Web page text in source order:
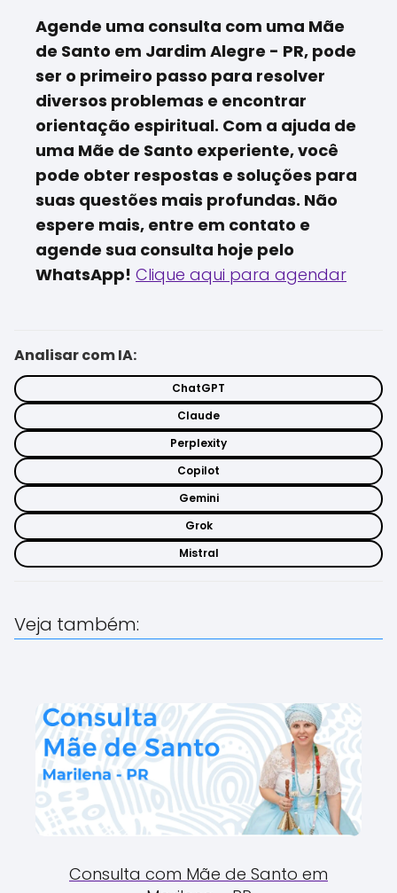
Agende uma consulta com uma Mãe
de Santo em Jardim Alegre - PR, pode
ser o primeiro passo para resolver
diversos problemas e encontrar
orientação espiritual. Com a ajuda de
uma Mãe de Santo experiente, você
pode obter respostas e soluções para
suas questões mais profundas. Não
espere mais, entre em contato e
agende sua consulta hoje pelo
WhatsApp! Clique aqui para agendar
Analisar com IA:
ChatGPT
Claude
Perplexity
Copilot
Gemini
Grok
Mistral
Veja também:
Consulta com Mãe de Santo em